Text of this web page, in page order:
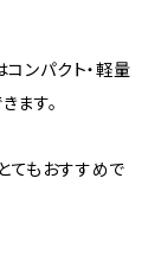
コンパクト・軽量
ます。
てもおすすめで